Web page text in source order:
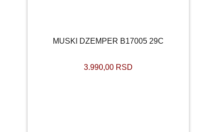
MUSKI DZEMPER B17005 29C
3.990,00 RSD